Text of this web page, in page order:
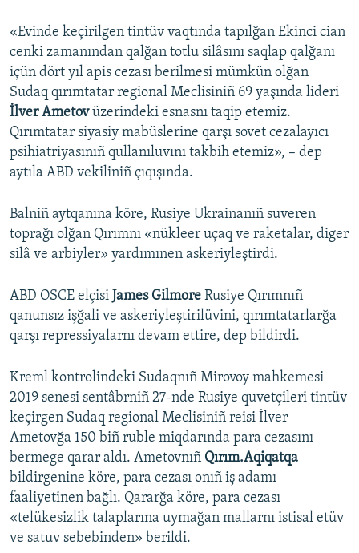
«Evinde keçirilgen tintüv vaqtında tapılğan Ekinci cian
cenki zamanından qalğan totlu silâsını saqlap qalğanı
içün dört yıl apis cezası berilmesi mümkün olğan
Sudaq qırımtatar regional Meclisiniñ 69 yaşında lideri
İlver Ametovüzerindeki esnasnı taqip etemiz.
Qırımtatar siyasiy mabüslerine qarşı sovet cezalayıcı
psihiatriyasınıñ qullanıluvını takbih etemiz», – dep
aytıla ABD vekiliniñ çıqışında.
Balniñ aytqanına köre, Rusiye Ukrainanıñ suveren
toprağı olğan Qırımnı «nükleer uçaq ve raketalar, diger
silâ ve arbiyler» yardımınen askeriyleştirdi.
ABD OSCE elçisi James Gilmore Rusiye Qırımnıñ
qanunsız işğali ve askeriyleştirilüvini, qırımtatarlarğa
qarşı repressiyalarnı devam ettire, dep bildirdi.
Kreml kontrolindeki Sudaqnıñ Mirovoy mahkemesi
2019 senesi sentâbrniñ 27-nde Rusiye quvetçileri tintüv
keçirgen Sudaq regional Meclisiniñ reisi İlver
Ametovğa 150 biñ ruble miqdarında para cezasını
bermege qarar aldı. Ametovnıñ Qırım.Aqiqatqa
bildirgenine köre, para cezası onıñ iş adamı
faaliyetinen bağlı. Qararğa köre, para cezası
«telükesizlik talaplarına uymağan mallarnı istisal etüv
ve satuv sebebinden» berildi.